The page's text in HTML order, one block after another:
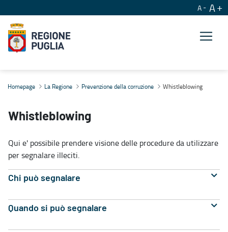
A A
Homepage La Regione Prevenzione della corruzione Whistleblowing
Whistleblowing
Qui e' possibile prendere visione delle procedure da utilizzare
per segnalare illeciti.
Chi può segnalare
Quando si può segnalare